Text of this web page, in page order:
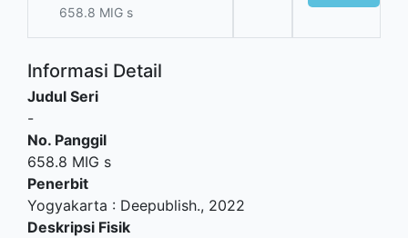
658.8 MIG s
Informasi Detail
Judul Seri
-
No. Panggil
658.8 MIG s
Penerbit
Yogyakarta : Deepublish., 2022
Deskripsi Fisik